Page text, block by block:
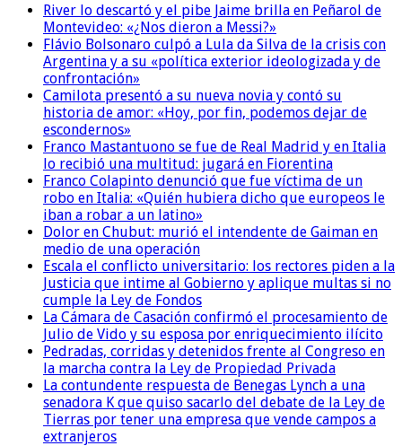
River lo descartó y el pibe Jaime brilla en Peñarol de
Montevideo: «¿Nos dieron a Messi?»
Flávio Bolsonaro culpó a Lula da Silva de la crisis con
Argentina y a su «política exterior ideologizada y de
confrontación»
Camilota presentó a su nueva novia y contó su
historia de amor: «Hoy, por fin, podemos dejar de
escondernos»
Franco Mastantuono se fue de Real Madrid y en Italia
lo recibió una multitud: jugará en Fiorentina
Franco Colapinto denunció que fue víctima de un
robo en Italia: «Quién hubiera dicho que europeos le
iban a robar a un latino»
Dolor en Chubut: murió el intendente de Gaiman en
medio de una operación
Escala el conflicto universitario: los rectores piden a la
Justicia que intime al Gobierno y aplique multas si no
cumple la Ley de Fondos
La Cámara de Casación confirmó el procesamiento de
Julio de Vido y su esposa por enriquecimiento ilícito
Pedradas, corridas y detenidos frente al Congreso en
la marcha contra la Ley de Propiedad Privada
La contundente respuesta de Benegas Lynch a una
senadora K que quiso sacarlo del debate de la Ley de
Tierras por tener una empresa que vende campos a
extranjeros